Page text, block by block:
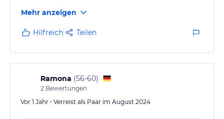
empfohlen und vom Inhaber telefonisch ein Tisch
reserviert.
Fazit : Ein gelungener Wanderurlaub mit sehr guter
Unterkunft und Verpflegung.
Sehr gerne wieder!!
Mehr anzeigen
Hilfreich Teilen
Ramona (56-60)
2 Bewertungen
Vor 1 Jahr • Verreist als Paar im August 2024